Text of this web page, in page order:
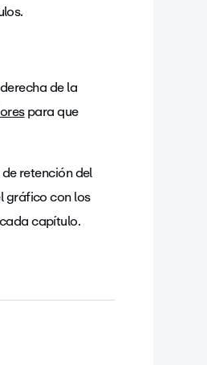
de la
para que
retención del
gráfico con los
capítulo.